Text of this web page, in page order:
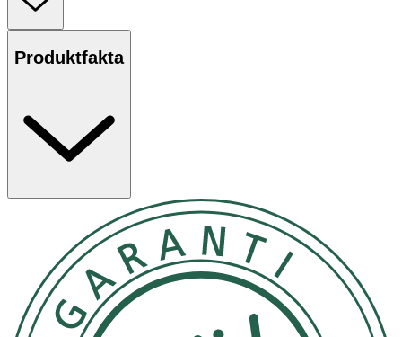
underlätta
och väldoftande päls. Produkten är särskilt lämplig för
hundar med tovig eller svårskött päls.
hypoallergen och består till 97 % av ingredienser med
naturligt ursprung. Den är fri från starka kemikalier och
passar även känslig hud.
Användning
· Skaka flaskan före användning.
· Applicera på torr päls.
· Spraya direkt på pälsen och undvik kontakt med
ögonen.
Produktfakta